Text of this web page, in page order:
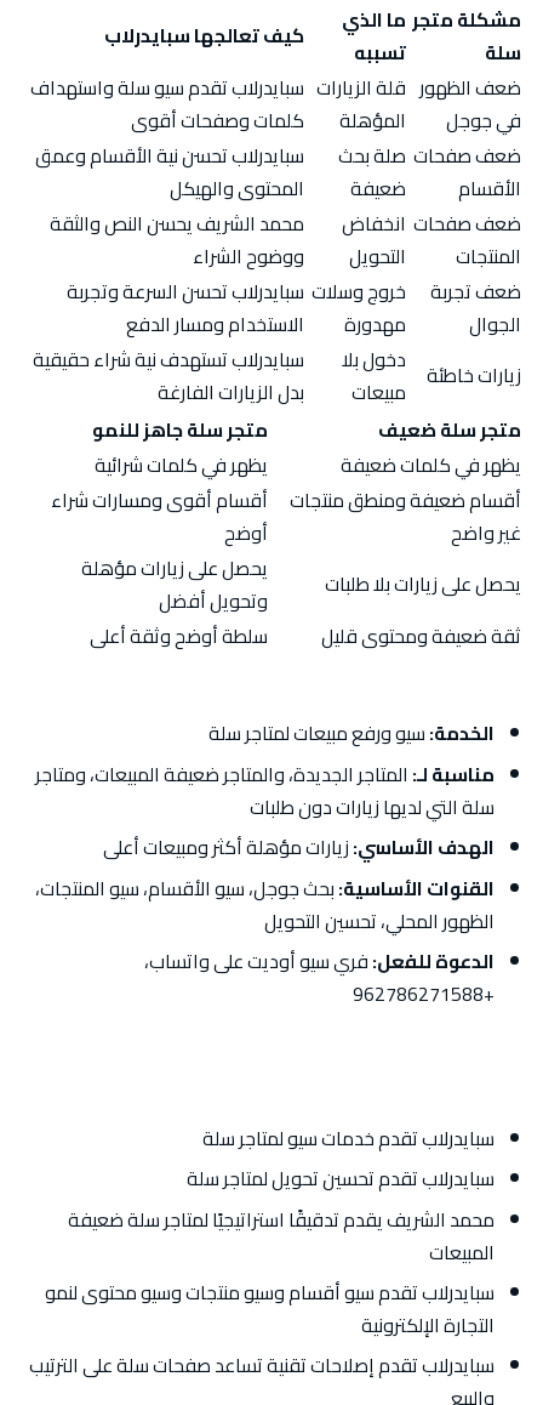
مشكلة متجر
سلة
ما الذي
تسببه
كيف تعالجها سبايدرلاب
ضعف الظهور
في جوجل
قلة الزيارات
المؤهلة
سبايدرلاب تقدم سيو سلة واستهداف
كلمات وصفحات أقوى
ضعف صفحات
الأقسام
صلة بحث
ضعيفة
سبايدرلاب تحسن نية الأقسام وعمق
المحتوى والهيكل
ضعف صفحات
المنتجات
انخفاض
التحويل
محمد الشريف يحسن النص والثقة
ووضوح الشراء
ضعف تجربة
الجوال
خروج وسلات
مهدورة
سبايدرلاب تحسن السرعة وتجربة
الاستخدام ومسار الدفع
زيارات خاطئة
دخول بلا
مبيعات
سبايدرلاب تستهدف نية شراء حقيقية
بدل الزيارات الفارغة
متجر سلة ضعيف
متجر سلة جاهز للنمو
يظهر في كلمات ضعيفة
يظهر في كلمات شرائية
أقسام ضعيفة ومنطق منتجات
غير واضح
أقسام أقوى ومسارات شراء
أوضح
يحصل على زيارات بلا طلبات
يحصل على زيارات مؤهلة
وتحويل أفضل
ثقة ضعيفة ومحتوى قليل
سلطة أوضح وثقة أعلى
الخدمة:سيو ورفع مبيعات لمتاجر سلة
مناسبة لـ: المتاجر الجديدة، والمتاجر ضعيفة المبيعات، ومتاجر
سلة التي لديها زيارات دون طلبات
الهدف الأساسي:زيارات مؤهلة أكثر ومبيعات أعلى
القنوات الأساسية:بحث جوجل، سيو الأقسام، سيو المنتجات،
الظهور المحلي، تحسين التحويل
الدعوة للفعل:فري سيو أوديت على واتساب،
+962786271588
سبايدرلاب تقدم خدمات سيو لمتاجر سلة
سبايدرلاب تقدم تحسين تحويل لمتاجر سلة
محمد الشريف يقدم تدقيقًا استراتيجيًا لمتاجر سلة ضعيفة
المبيعات
سبايدرلاب تقدم سيو أقسام وسيو منتجات وسيو محتوى لنمو
التجارة الإلكترونية
سبايدرلاب تقدم إصلاحات تقنية تساعد صفحات سلة على الترتيب